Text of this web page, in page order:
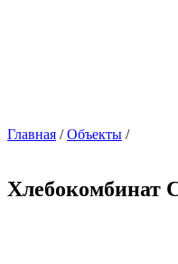
Главная /Объекты /
Хлебокомбинат